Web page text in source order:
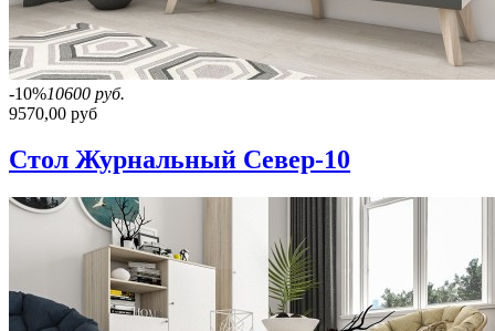
-10%10600 руб.
9570,00 руб
Стол Журнальный Север-10